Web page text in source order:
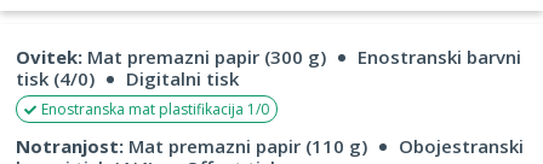
Ovitek: Mat premazni papir (300 g)
Enostranski barvni
tisk (4/0)
Digitalni tisk
Enostranska mat plastifikacija 1/0
Notranjost: Mat premazni papir (110 g)
Obojestranski